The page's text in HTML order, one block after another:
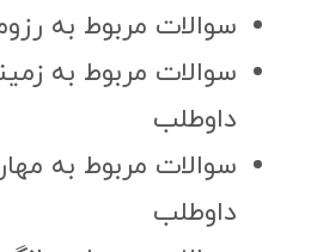
سوالات مربوط به
سوالات مربوط به
داوطلب
سوالات مربوط به
داوطلب